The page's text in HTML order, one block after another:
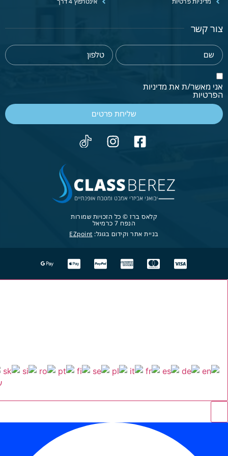
צור קשר
אני מאשר/ת את מדיניות
הפרטיות
שליחת פרטים
קלאס ברז © כל הזכויות שמורות
הנפח 7 כרמיאל
בניית אתר וקידום בגוגל: EZpoint